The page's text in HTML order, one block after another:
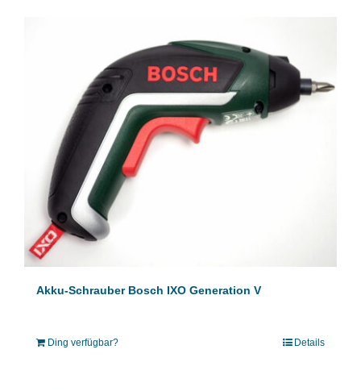
Akku-Schrauber Bosch IXO Generation V
Ding verfügbar? Details